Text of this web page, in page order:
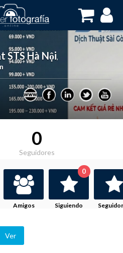
STS Hà Nội,
0
Seguidores
Amigos Siguiendo
0
Ver